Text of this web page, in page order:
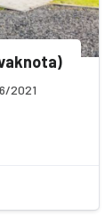
2021